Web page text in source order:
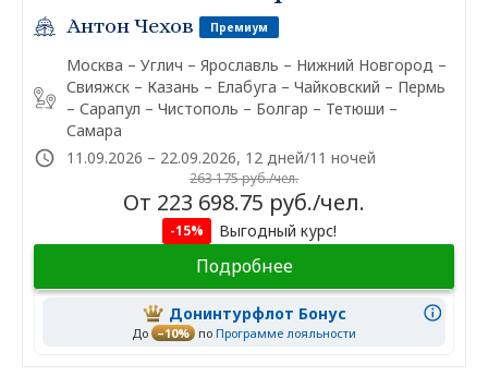
Антон Чехов Премиум
Москва – Углич – Ярославль – Нижний Новгород –
Свияжск – Казань – Елабуга – Чайковский – Пермь
– Сарапул – Чистополь – Болгар – Тетюши –
Самара
11.09.2026 – 22.09.2026, 12 дней/11 ночей
263 175 руб./чел.
От 223 698.75 руб./чел.
-15% Выгодный курс!
Подробнее
Донинтурфлот Бонус
До –10% по Программе лояльности